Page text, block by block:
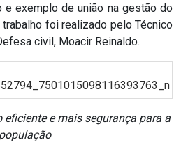
e exemplo de união na gestão do
foi realizado pelo Técnico
civil, Moacir Reinaldo.
e mais segurança para a
população